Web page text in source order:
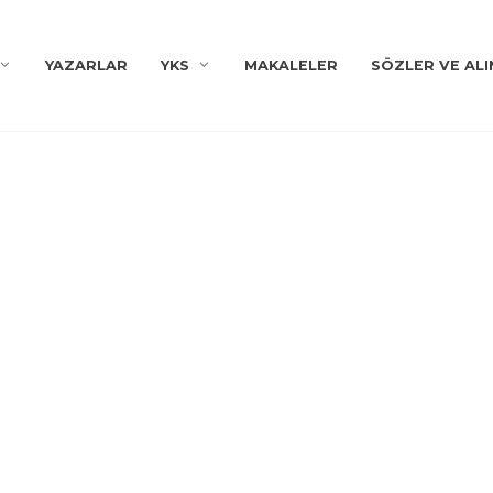
YAZARLAR YKS MAKALELER SÖZLER VE